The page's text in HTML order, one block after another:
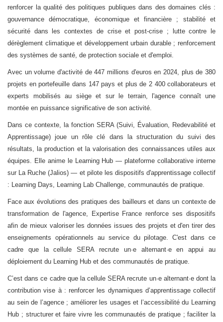
renforcer la qualité des politiques publiques dans des domaines clés :
gouvernance démocratique, économique et financière ; stabilité et
sécurité dans les contextes de crise et post-crise ; lutte contre le
dérèglement climatique et développement urbain durable ; renforcement
des systèmes de santé, de protection sociale et d'emploi.
Avec un volume d'activité de 447 millions d'euros en 2024, plus de 380
projets en portefeuille dans 147 pays et plus de 2 400 collaborateurs et
experts mobilisés au siège et sur le terrain, l'agence connaît une
montée en puissance significative de son activité.
Dans ce contexte, la fonction SERA (Suivi, Évaluation, Redevabilité et
Apprentissage) joue un rôle clé dans la structuration du suivi des
résultats, la production et la valorisation des connaissances utiles aux
équipes. Elle anime le Learning Hub — plateforme collaborative interne
sur La Ruche (Jalios) — et pilote les dispositifs d'apprentissage collectif
: Learning Days, Learning Lab Challenge, communautés de pratique.
Face aux évolutions des pratiques des bailleurs et dans un contexte de
transformation de l'agence, Expertise France renforce ses dispositifs
afin de mieux valoriser les données issues des projets et d'en tirer des
enseignements opérationnels au service du pilotage. C'est dans ce
cadre que la cellule SERA recrute un·e alternant·e en appui au
déploiement du Learning Hub et des communautés de pratique.
C’est dans ce cadre que la cellule SERA recrute un·e alternant·e dont la
contribution vise à : renforcer les dynamiques d’apprentissage collectif
au sein de l’agence ; améliorer les usages et l’accessibilité du Learning
Hub ; structurer et faire vivre les communautés de pratique ; faciliter la